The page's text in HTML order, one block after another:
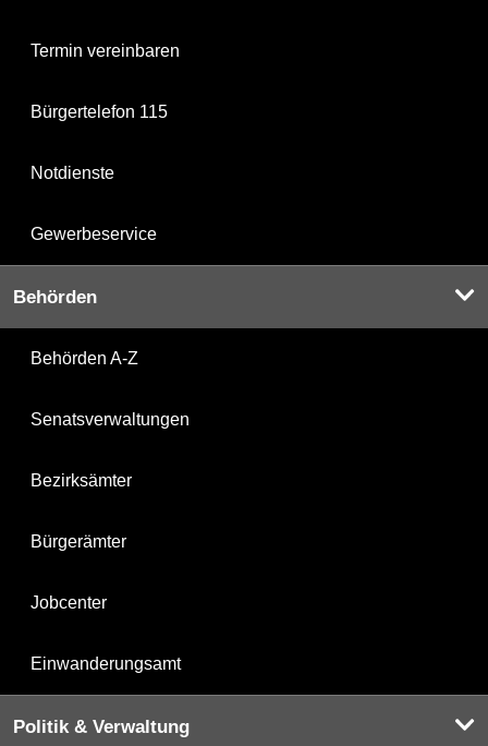
Termin vereinbaren
Bürgertelefon 115
Notdienste
Gewerbeservice
Behörden
Behörden A-Z
Senatsverwaltungen
Bezirksämter
Bürgerämter
Jobcenter
Einwanderungsamt
Politik & Verwaltung